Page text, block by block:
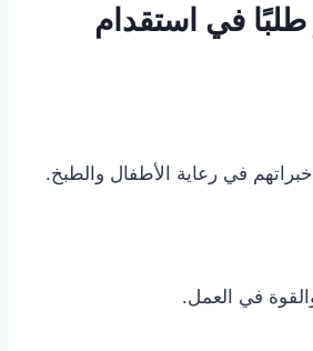
طلبًا في استقدام
في رعاية الأطفال والطبخ.
في العمل.